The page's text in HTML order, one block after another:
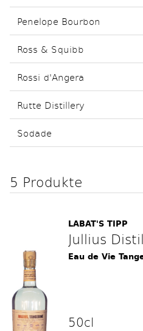
Penelope Bourbon
Ross & Squibb
Rossi d'Angera
Rutte Distillery
Sodade
5 Produkte
LABAT'S TIPP
Jullius
Eau de Vie
50cl